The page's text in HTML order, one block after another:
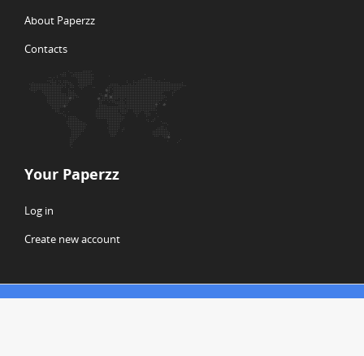
About Paperzz
Contacts
Your Paperzz
Log in
Create new account